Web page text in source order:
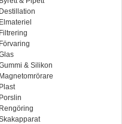
Destillation
Elmateriel
Filtrering
Förvaring
& Silikon
Magnetomrörare
Plast
Porslin
Rengöring